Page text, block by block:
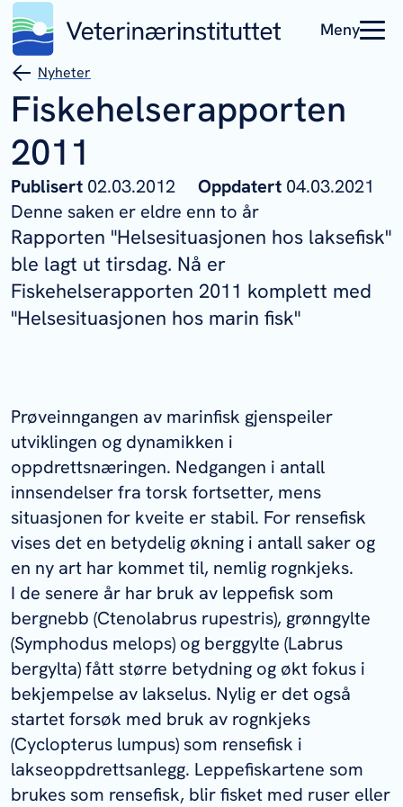
Meny
Nyheter
Fiskehelserapporten
2011
Publisert 02.03.2012 Oppdatert 04.03.2021
Denne saken er eldre enn to år
Rapporten "Helsesituasjonen hos laksefisk"
ble lagt ut tirsdag. Nå er
Fiskehelserapporten 2011 komplett med
"Helsesituasjonen hos marin fisk"
Prøveinngangen av marinfisk gjenspeiler
utviklingen og dynamikken i
oppdrettsnæringen. Nedgangen i antall
innsendelser fra torsk fortsetter, mens
situasjonen for kveite er stabil. For rensefisk
vises det en betydelig økning i antall saker og
en ny art har kommet til, nemlig rognkjeks.
I de senere år har bruk av leppefisk som
bergnebb (Ctenolabrus rupestris), grønngylte
(Symphodus melops) og berggylte (Labrus
bergylta) fått større betydning og økt fokus i
bekjempelse av lakselus. Nylig er det også
startet forsøk med bruk av rognkjeks
(Cyclopterus lumpus) som rensefisk i
lakseoppdrettsanlegg. Leppefiskartene som
brukes som rensefisk, blir fisket med ruser eller